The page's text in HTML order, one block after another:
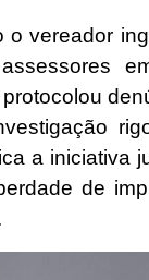
vereador
a iniciativa
de